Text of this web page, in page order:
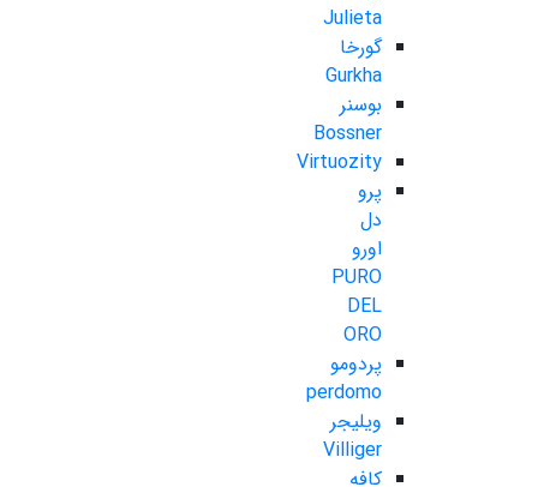
Julieta
گورخا
Gurkha
بوسنر
Bossner
Virtuozity
پرو
دل
اورو
PURO
DEL
ORO
پردومو
perdomo
ویلیجر
Villiger
کافه